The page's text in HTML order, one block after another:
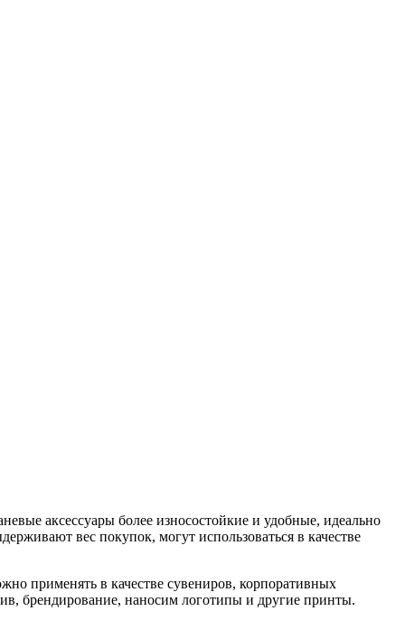
аксессуары более износостойкие и удобные, идеально
вес покупок, могут использоваться в качестве
применять в качестве сувениров, корпоративных
брендирование, наносим логотипы и другие принты.